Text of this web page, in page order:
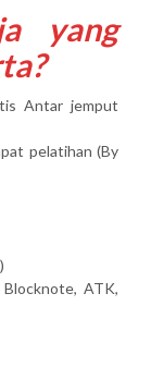
yang
Antar jemput
pelatihan (By
ATK,